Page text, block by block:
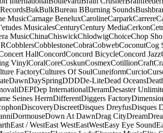
BukBulkBureau BBurning Sounds
MusicCarnage BeneluxCarolineCarparkCarrere
MusicalesCenturyCentury MediaCerkon
MusicChinaChiswickChlodwigChoiceChop
CobblersCobblestoneCobraCobwebCoconutCog
HallConcordConcord BicycleConcord Jazz
VinylCoralCoreCoskunCosmexCotillionCraft
FactoryCultures Of SoulCuneiformCurcio
DawnDaySpringDDDDe-LiteDead Oceans
DEPDep InternationalDeramDesaster
Seines HerrnDifferentDiggers Factory
DiscoveryDiscreetDisques DreyfusDisques
DormouseDown At DawnDrag CityDream
East / WestEast WestEastWestEasy Eye Sound